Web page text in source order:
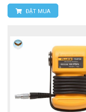
ĐẶT MUA